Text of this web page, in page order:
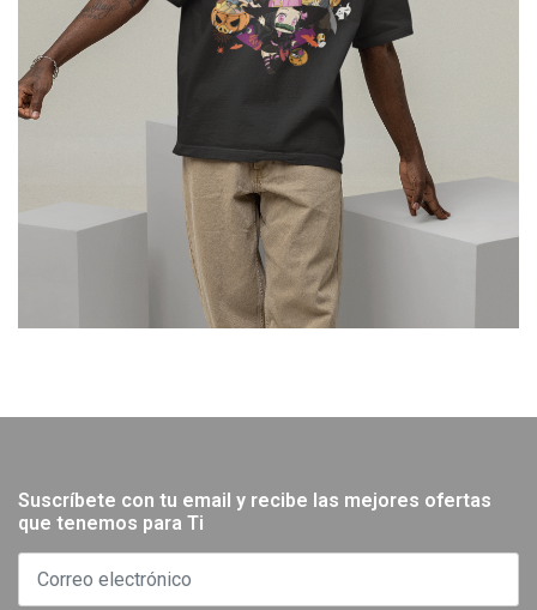
Suscríbete con tu email y recibe las mejores ofertas
que tenemos para Ti